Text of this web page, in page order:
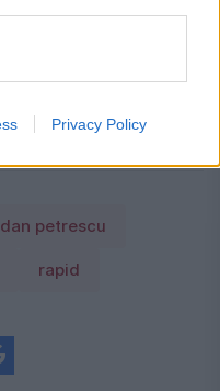
Privacy Policy
la Primărie?
dacă ai
dan petrescu
rapid